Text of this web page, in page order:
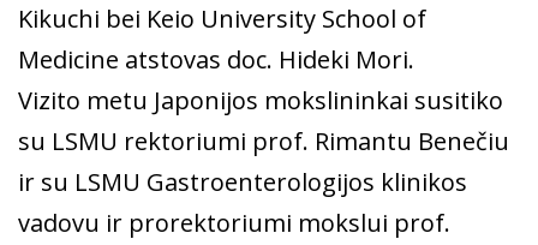
Kikuchi bei Keio University School of
Medicine atstovas doc. Hideki Mori.
Vizito metu Japonijos mokslininkai susitiko
su LSMU rektoriumi prof. Rimantu Benečiu
ir su LSMU Gastroenterologijos klinikos
vadovu ir prorektoriumi mokslui prof.